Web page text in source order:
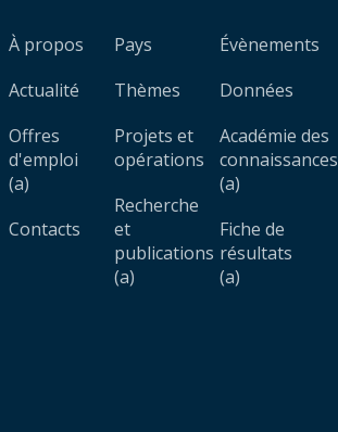
À propos
Actualité
Offres
d'emploi
(a)
Contacts
Pays
Thèmes
Projets et
opérations
Recherche
et
publications
(a)
Évènements
Données
Académie des
connaissances
(a)
Fiche de
résultats
(a)